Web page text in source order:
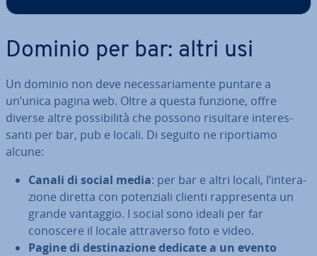
Dominio per bar: altri usi
Un dominio non deve ne­ces­sa­ria­men­te puntare a
un’unica pagina web. Oltre a questa funzione, offre
diverse altre pos­si­bi­li­tà che possono risultare in­te­res­
san­ti per bar, pub e locali. Di seguito ne ri­por­tia­mo
alcune:
Canali di social media: per bar e altri locali, l’in­te­ra­
zio­ne diretta con po­ten­zia­li clienti rap­pre­sen­ta un
grande vantaggio. I social sono ideali per far
conoscere il locale at­tra­ver­so foto e video.
Pagine di de­sti­na­zio­ne dedicate a un evento